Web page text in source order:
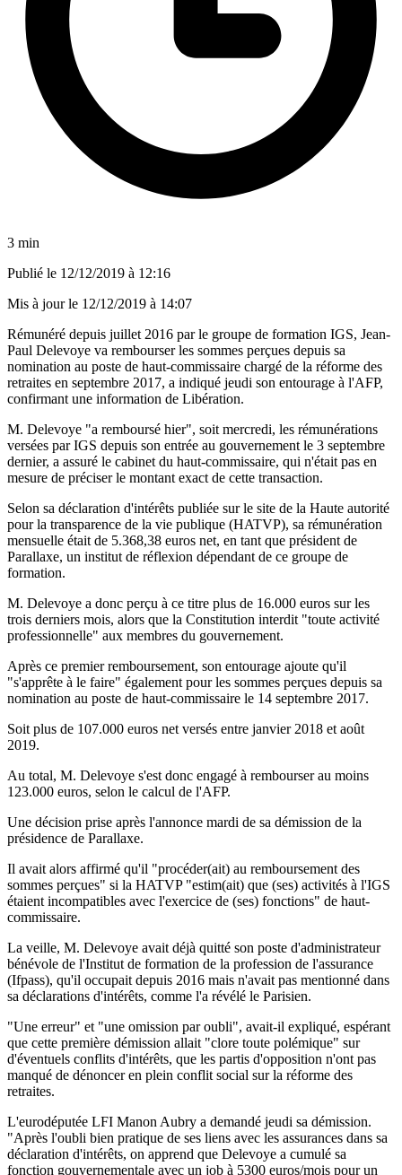
3 min
Publié le 12/12/2019 à 12:16
Mis à jour le 12/12/2019 à 14:07
Rémunéré depuis juillet 2016 par le groupe de formation IGS, Jean-
Paul Delevoye va rembourser les sommes perçues depuis sa
nomination au poste de haut-commissaire chargé de la réforme des
retraites en septembre 2017, a indiqué jeudi son entourage à l'AFP,
confirmant une information de Libération.
M. Delevoye "a remboursé hier", soit mercredi, les rémunérations
versées par IGS depuis son entrée au gouvernement le 3 septembre
dernier, a assuré le cabinet du haut-commissaire, qui n'était pas en
mesure de préciser le montant exact de cette transaction.
Selon sa déclaration d'intérêts publiée sur le site de la Haute autorité
pour la transparence de la vie publique (HATVP), sa rémunération
mensuelle était de 5.368,38 euros net, en tant que président de
Parallaxe, un institut de réflexion dépendant de ce groupe de
formation.
M. Delevoye a donc perçu à ce titre plus de 16.000 euros sur les
trois derniers mois, alors que la Constitution interdit "toute activité
professionnelle" aux membres du gouvernement.
Après ce premier remboursement, son entourage ajoute qu'il
"s'apprête à le faire" également pour les sommes perçues depuis sa
nomination au poste de haut-commissaire le 14 septembre 2017.
Soit plus de 107.000 euros net versés entre janvier 2018 et août
2019.
Au total, M. Delevoye s'est donc engagé à rembourser au moins
123.000 euros, selon le calcul de l'AFP.
Une décision prise après l'annonce mardi de sa démission de la
présidence de Parallaxe.
Il avait alors affirmé qu'il "procéder(ait) au remboursement des
sommes perçues" si la HATVP "estim(ait) que (ses) activités à l'IGS
étaient incompatibles avec l'exercice de (ses) fonctions" de haut-
commissaire.
La veille, M. Delevoye avait déjà quitté son poste d'administrateur
bénévole de l'Institut de formation de la profession de l'assurance
(Ifpass), qu'il occupait depuis 2016 mais n'avait pas mentionné dans
sa déclarations d'intérêts, comme l'a révélé le Parisien.
"Une erreur" et "une omission par oubli", avait-il expliqué, espérant
que cette première démission allait "clore toute polémique" sur
d'éventuels conflits d'intérêts, que les partis d'opposition n'ont pas
manqué de dénoncer en plein conflit social sur la réforme des
retraites.
L'eurodéputée LFI Manon Aubry a demandé jeudi sa démission.
"Après l'oubli bien pratique de ses liens avec les assurances dans sa
déclaration d'intérêts, on apprend que Delevoye a cumulé sa
fonction gouvernementale avec un job à 5300 euros/mois pour un